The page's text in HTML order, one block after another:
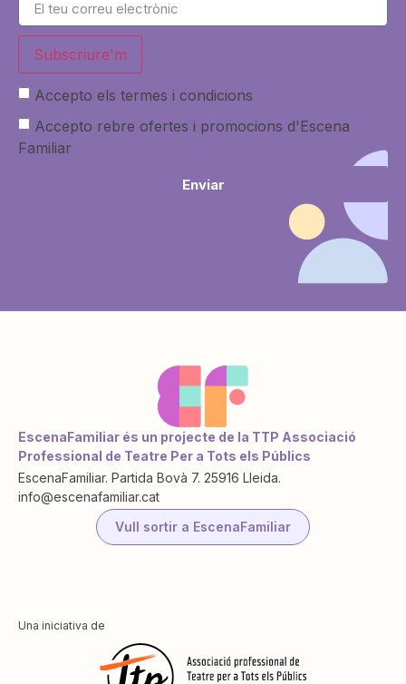
Subscriure'm
Accepto els termes i condicions
Accepto rebre ofertes i promocions d'Escena
Familiar
Enviar
EscenaFamiliar és un projecte de la TTP Associació
Professional de Teatre Per a Tots els Públics
EscenaFamiliar. Partida Bovà 7. 25916 Lleida.
info@escenafamiliar.cat
Vull sortir a EscenaFamiliar
Una iniciativa de